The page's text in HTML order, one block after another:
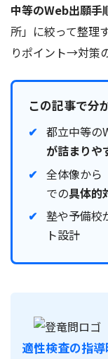
中等のWeb出願手
所」に絞って整理
りポイント→対策
この記事で分
都立中等の
が詰まりや
全体像から
での具体的
塾や予備校
ト設計
適性検査の指導